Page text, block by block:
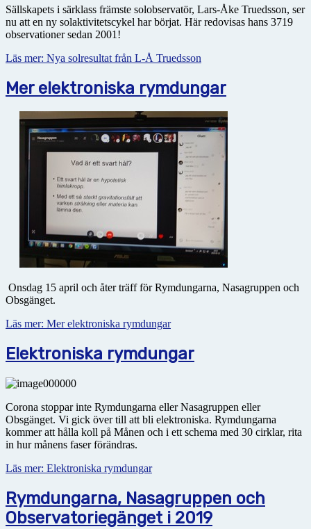
Sällskapets i särklass främste solobservatör, Lars-Åke Truedsson, ser
nu att en ny solaktivitetscykel har börjat. Här redovisas hans 3719
observationer sedan 2001!
Läs mer: Nya solresultat från L-Å Truedsson
Mer elektroniska rymdungar
Onsdag 15 april och åter träff för Rymdungarna, Nasagruppen och
Obsgänget.
Läs mer: Mer elektroniska rymdungar
Elektroniska rymdungar
Corona stoppar inte Rymdungarna eller Nasagruppen eller
Obsgänget. Vi gick över till att bli elektroniska. Rymdungarna
kommer att hålla koll på Månen och i ett schema med 30 cirklar, rita
in hur månens faser förändras.
Läs mer: Elektroniska rymdungar
Rymdungarna, Nasagruppen och
Observatoriegänget i 2019